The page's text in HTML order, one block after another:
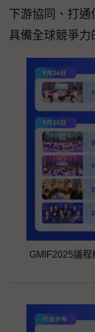
下游協同、打通
具備全球競爭力
GMIF2025議